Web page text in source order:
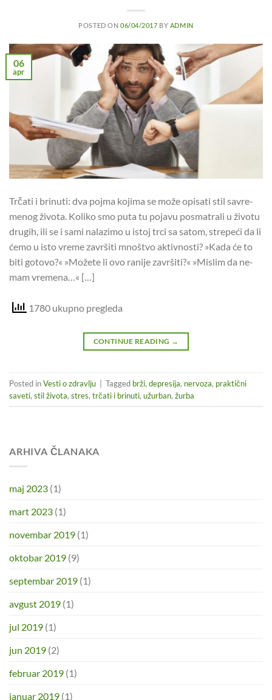
POSTED ON 06/04/2017 BY ADMIN
06
apr
Tr­ča­ti i bri­nu­ti: dva poj­ma ko­ji­ma se može opi­sa­ti stil sa­vre­
me­nog ži­vo­ta. Ko­li­ko smo puta tu pojavu po­sma­trali u ži­vo­tu
dru­gih, ili se i sami na­la­zi­mo u is­toj trci sa sa­tom, stre­pe­ći da li
ćemo u isto vre­me za­vr­ši­ti mno­štvo ak­tiv­no­sti? »Kada će to
biti go­to­vo?« »Mo­že­te li ovo ra­ni­je za­vr­ši­ti?« »Mi­slim da ne­
mam vre­me­na…« […]
1780 ukupno pregleda
CONTINUE READING →
Posted inVesti o zdravlju | Tagged brži, depresija, nervoza, praktični
saveti, stil života, stres, trčati i brinuti, užurban, žurba
ARHIVA ČLANAKA
maj 2023 (1)
mart 2023 (1)
novembar 2019 (1)
oktobar 2019 (9)
septembar 2019 (1)
avgust 2019 (1)
jul 2019 (1)
jun 2019 (2)
februar 2019 (1)
januar 2019 (1)